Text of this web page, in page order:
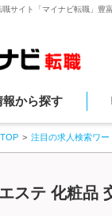
サイト「マイナビ転職」豊
から探す
注目の求人検索ワー
エステ 化粧品